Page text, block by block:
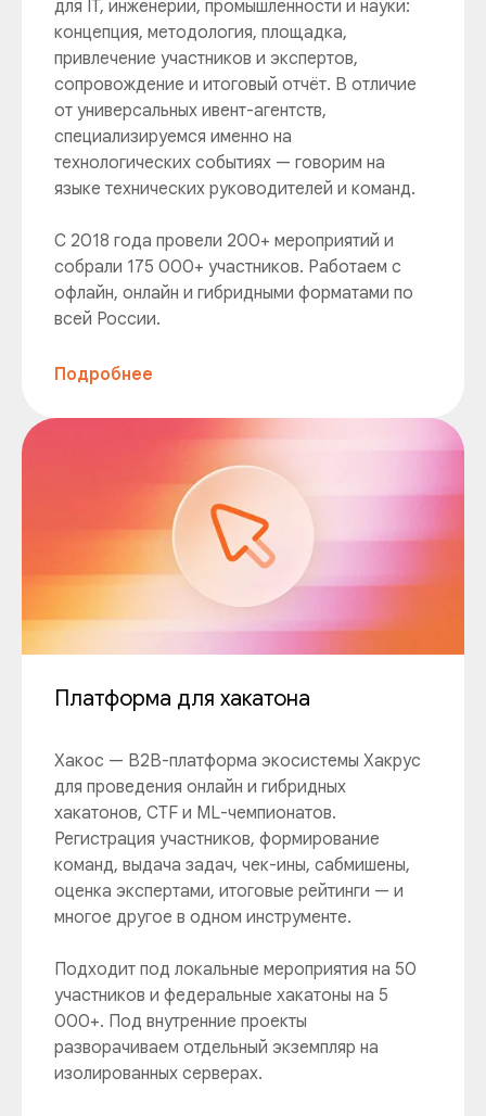
для IT, инженерии, промышленности и науки:
концепция, методология, площадка,
привлечение участников и экспертов,
сопровождение и итоговый отчёт. В отличие
от универсальных ивент-агентств,
специализируемся именно на
технологических событиях — говорим на
языке технических руководителей и команд.
С 2018 года провели 200+ мероприятий и
собрали 175 000+ участников. Работаем с
офлайн, онлайн и гибридными форматами по
всей России.
Подробнее
Платформа для хакатона
Хакос — B2B-платформа экосистемы Хакрус
для проведения онлайн и гибридных
хакатонов, CTF и ML-чемпионатов.
Регистрация участников, формирование
команд, выдача задач, чек-ины, сабмишены,
оценка экспертами, итоговые рейтинги — и
многое другое в одном инструменте.
Подходит под локальные мероприятия на 50
участников и федеральные хакатоны на 5
000+. Под внутренние проекты
разворачиваем отдельный экземпляр на
изолированных серверах.